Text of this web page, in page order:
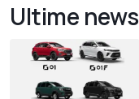
Ultime news